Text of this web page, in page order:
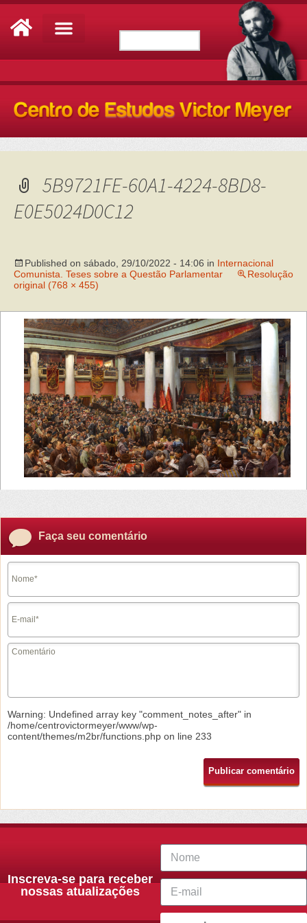
5B9721FE-60A1-4224-8BD8-
E0E5024D0C12
Published on sábado, 29/10/2022 - 14:06 in Internacional
Comunista. Teses sobre a Questão Parlamentar
Resolução
original (768 × 455)
Faça seu comentário
Warning: Undefined array key "comment_notes_after" in
/home/centrovictormeyer/www/wp-
content/themes/m2br/functions.php on line 233
Inscreva-se para receber
nossas atualizações